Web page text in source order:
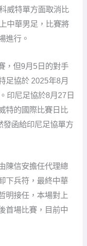
威特單方面取消比
中華男足，比賽將
進行。
，但9月5日的對手
足協於 2025年8月
印尼足協於8月27日
特的國際比賽日比
發函給印尼足協單方
陳信安擔任代理總
下兵符，最終中華
明接任，本場對上
首場比賽，目前中